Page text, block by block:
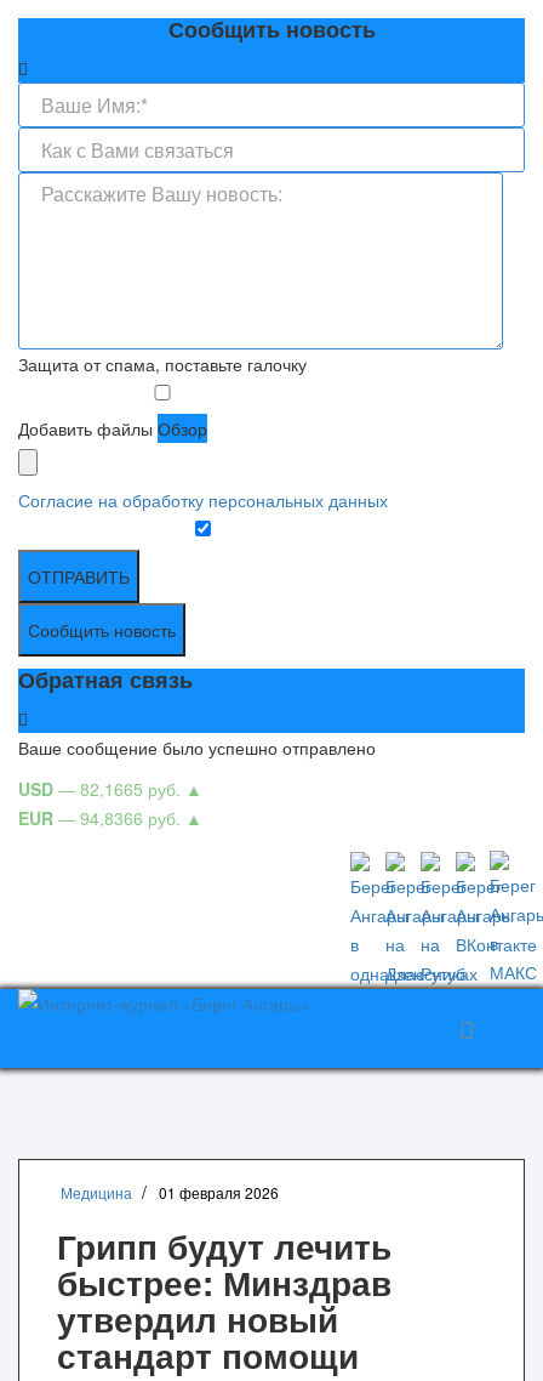
Сообщить новость
Защита от спама, поставьте галочку
Добавить файлы Обзор
Согласие на обработку персональных данных
ОТПРАВИТЬ
Сообщить новость
Обратная связь
Ваше сообщение было успешно отправлено
USD — 82,1665 руб. ▲
EUR — 94,8366 руб. ▲
Медицина 01 февраля 2026
Грипп будут лечить
быстрее: Минздрав
утвердил новый
стандарт помощи